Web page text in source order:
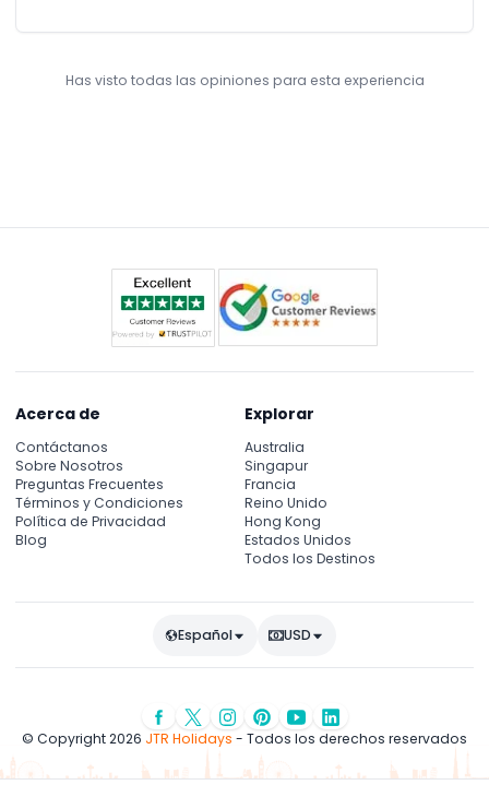
Has visto todas las opiniones para esta experiencia
Acerca de
Contáctanos
Sobre Nosotros
Preguntas Frecuentes
Términos y Condiciones
Política de Privacidad
Blog
Explorar
Australia
Singapur
Francia
Reino Unido
Hong Kong
Estados Unidos
Todos los Destinos
Español USD
© Copyright 2026 JTR Holidays - Todos los derechos reservados